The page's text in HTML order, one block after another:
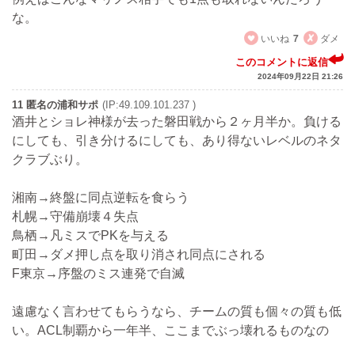
な。
いいね 7 ダメ
このコメントに返信
2024年09月22日 21:26
11 匿名の浦和サポ (IP:49.109.101.237 )
酒井とショレ神様が去った磐田戦から２ヶ月半か。負ける
にしても、引き分けるにしても、あり得ないレベルのネタ
クラブぶり。
湘南→終盤に同点逆転を食らう
札幌→守備崩壊４失点
鳥栖→凡ミスでPKを与える
町田→ダメ押し点を取り消され同点にされる
F東京→序盤のミス連発で自滅
遠慮なく言わせてもらうなら、チームの質も個々の質も低
い。ACL制覇から一年半、ここまでぶっ壊れるものなの